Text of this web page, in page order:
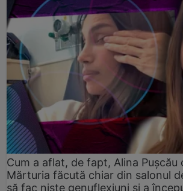
Cum a aflat, de fapt, Alina Pușcău
Mărturia făcută chiar din salonul
să fac niște genuflexiuni și a